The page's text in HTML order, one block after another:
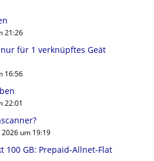
21:26
für 1 verknüpftes Geät
16:56
22:01
2026 um 19:19
100 GB: Prepaid-Allnet-Flat